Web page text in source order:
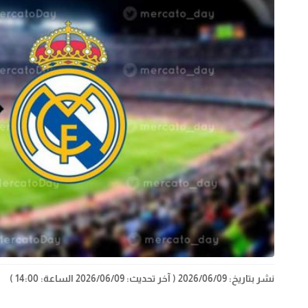
نشر بتاريخ: 2026/06/09 ( آخر تحديث: 2026/06/09 الساعة: 14:00 )